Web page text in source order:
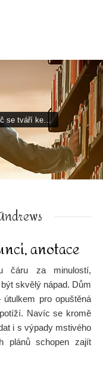
se tváří ke…
anotace
čáru za minulostí,
skvělý nápad. Dům
pro opuštěná
Navíc se kromě
i s výpady mstivého
plánů schopen zajít